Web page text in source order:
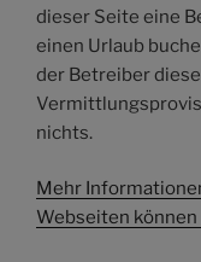
dieser Seite eine
einen Urlaub
der Betreiber
nichts.
Mehr
Webseiten